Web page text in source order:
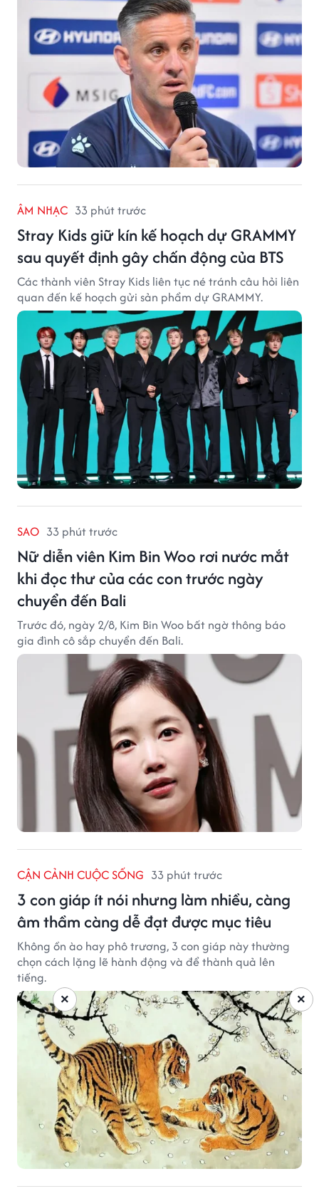
ÂM NHẠC 33 phút trước
Stray Kids giữ kín kế hoạch dự GRAMMY
sau quyết định gây chấn động của BTS
Các thành viên Stray Kids liên tục né tránh câu hỏi liên
quan đến kế hoạch gửi sản phẩm dự GRAMMY.
SAO 33 phút trước
Nữ diễn viên Kim Bin Woo rơi nước mắt
khi đọc thư của các con trước ngày
chuyển đến Bali
Trước đó, ngày 2/8, Kim Bin Woo bất ngờ thông báo
gia đình cô sắp chuyển đến Bali.
CẬN CẢNH CUỘC SỐNG 33 phút trước
3 con giáp ít nói nhưng làm nhiều, càng
âm thầm càng dễ đạt được mục tiêu
Không ồn ào hay phô trương, 3 con giáp này thường
chọn cách lặng lẽ hành động và để thành quả lên
tiếng.
×
×